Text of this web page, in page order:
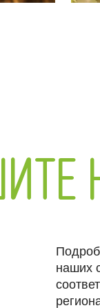
наших